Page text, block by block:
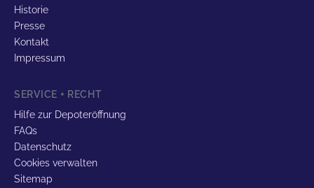
Historie
Presse
Kontakt
Impressum
SERVICE + RECHT
Hilfe zur Depoteröffnung
FAQs
Datenschutz
Cookies verwalten
Sitemap